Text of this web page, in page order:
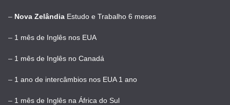
– Nova Zelândia Estudo e Trabalho 6 meses
– 1 mês de Inglês nos EUA
– 1 mês de Inglês no Canadá
– 1 ano de intercâmbios nos EUA 1 ano
– 1 mês de Inglês na África do Sul